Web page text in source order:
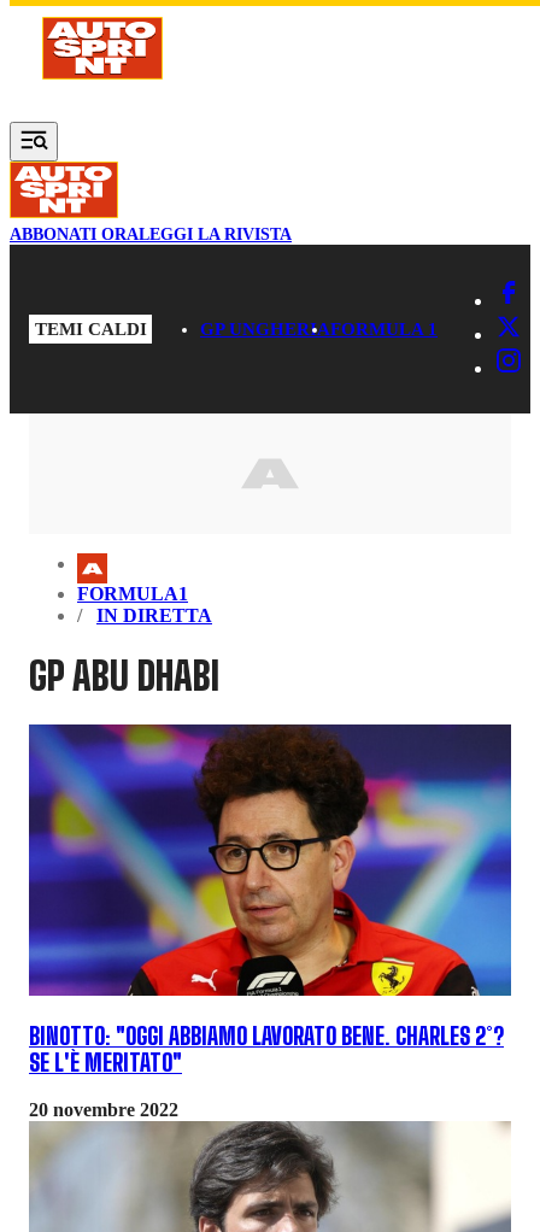
Vai al contenuto principale
ABBONATI ORALEGGI LA RIVISTA
TEMI CALDI GP UNGHERIAFORMULA 1
FORMULA1
IN DIRETTA
GP ABU DHABI
BINOTTO: "OGGI ABBIAMO LAVORATO BENE. CHARLES 2°?
SE L'È MERITATO"
20 novembre 2022